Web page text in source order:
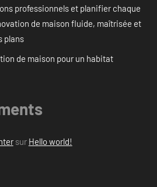
professionnels et planifier chaque
de maison fluide, maîtrisée et
plans
de maison pour un habitat
sur Hello world!